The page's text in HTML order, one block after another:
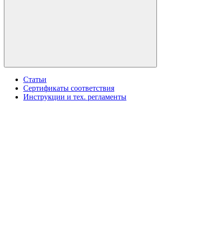
Статьи
Сертификаты соответствия
Инструкции и тех. регламенты